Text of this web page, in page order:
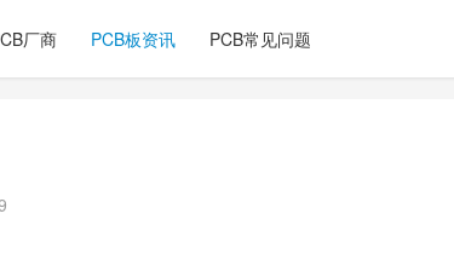
厂商 PCB板资讯 PCB常见问题